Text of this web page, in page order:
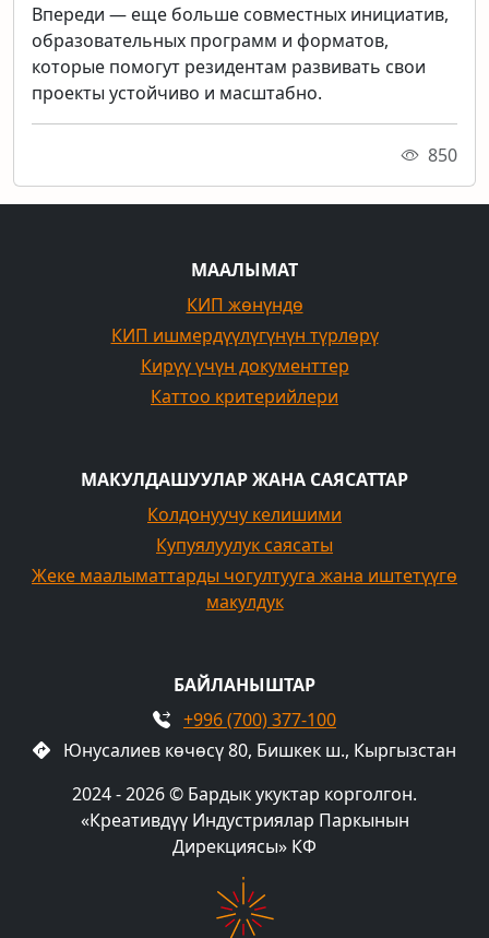
Впереди — еще больше совместных инициатив,
образовательных программ и форматов,
которые помогут резидентам развивать свои
проекты устойчиво и масштабно.
850
МААЛЫМАТ
КИП жөнүндө
КИП ишмердүүлүгүнүн түрлөрү
Кирүү үчүн документтер
Каттоо критерийлери
МАКУЛДАШУУЛАР ЖАНА САЯСАТТАР
Колдонуучу келишими
Купуялуулук саясаты
Жеке маалыматтарды чогултууга жана иштетүүгө
макулдук
БАЙЛАНЫШТАР
+996 (700) 377-100
Юнусалиев көчөсү 80, Бишкек ш., Кыргызстан
2024 - 2026 © Бардык укуктар корголгон.
«Креативдүү Индустриялар Паркынын
Дирекциясы» КФ